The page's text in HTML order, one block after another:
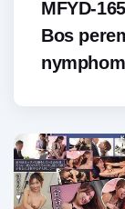
MFYD-
Bos